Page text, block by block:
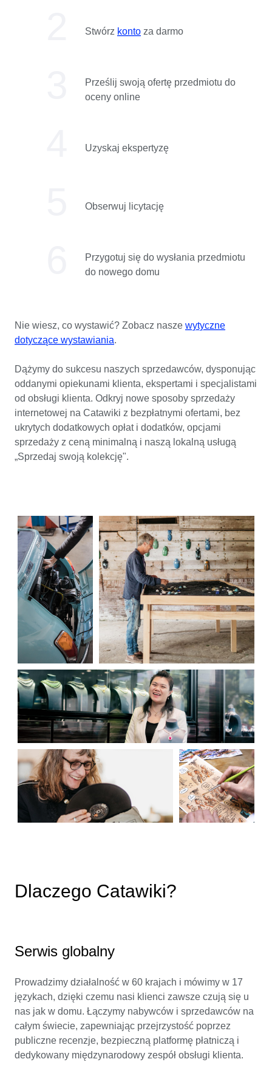
Stwórz konto za darmo
Prześlij swoją ofertę przedmiotu do
oceny online
Uzyskaj ekspertyzę
Obserwuj licytację
Przygotuj się do wysłania przedmiotu
do nowego domu
Nie wiesz, co wystawić? Zobacz nasze wytyczne
dotyczące wystawiania.
Dążymy do sukcesu naszych sprzedawców, dysponując
oddanymi opiekunami klienta, ekspertami i specjalistami
od obsługi klienta. Odkryj nowe sposoby sprzedaży
internetowej na Catawiki z bezpłatnymi ofertami, bez
ukrytych dodatkowych opłat i dodatków, opcjami
sprzedaży z ceną minimalną i naszą lokalną usługą
„Sprzedaj swoją kolekcję".
Dlaczego Catawiki?
Serwis globalny
Prowadzimy działalność w 60 krajach i mówimy w 17
językach, dzięki czemu nasi klienci zawsze czują się u
nas jak w domu. Łączymy nabywców i sprzedawców na
całym świecie, zapewniając przejrzystość poprzez
publiczne recenzje, bezpieczną platformę płatniczą i
dedykowany międzynarodowy zespół obsługi klienta.